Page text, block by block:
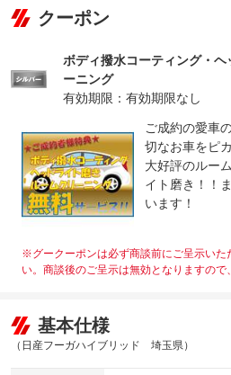
法定整備
について
-
クーポン
ボディ撥水コーティング・
ーニング
有効期限：有効期限なし
ご成約の愛車
切なお車をピ
大好評のルー
イト磨き！！
います！
※グークーポンは必ず商談前にご呈示いた
い。商談後のご呈示は無効となりますので
基本仕様
（日産フーガハイブリッド 埼玉県）